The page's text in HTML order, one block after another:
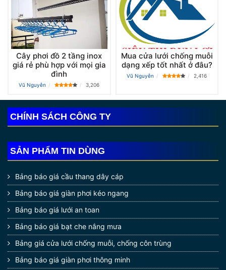
Cây phơi đồ 2 tầng inox
giá rẻ phù hợp với mọi gia
đình
Vũ Nguyễn 3,206
Mua cửa lưới chống muỗi
dạng xếp tốt nhất ở đâu?
Vũ Nguyễn 2,416
CHÍNH SÁCH CÔNG TY
SẢN PHẨM TIN DÙNG
Bảng báo giá cầu thang dây cáp
Bảng báo giá giàn phơi kéo ngang
Bảng báo giá lưới an toan
Bảng báo giá bạt che nắng mưa
Bảng giá cửa lưới chống muỗi, chống côn trùng
Bảng báo giá giàn phơi thông minh